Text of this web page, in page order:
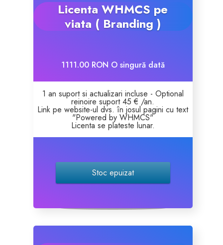
Website Backup
SEO Tools
Site Builder
XOVI NOW
Site & Server Monitoring
Licenta WHMCS pe
viata ( Branding )
1111.00 RON O singură dată
1 an suport si actualizari incluse - Optional
reinoire suport 45 € /an.
Link pe website-ul dvs. în josul pagini cu text
"Powered by WHMCS"
Licenta se plateste lunar.
Stoc epuizat